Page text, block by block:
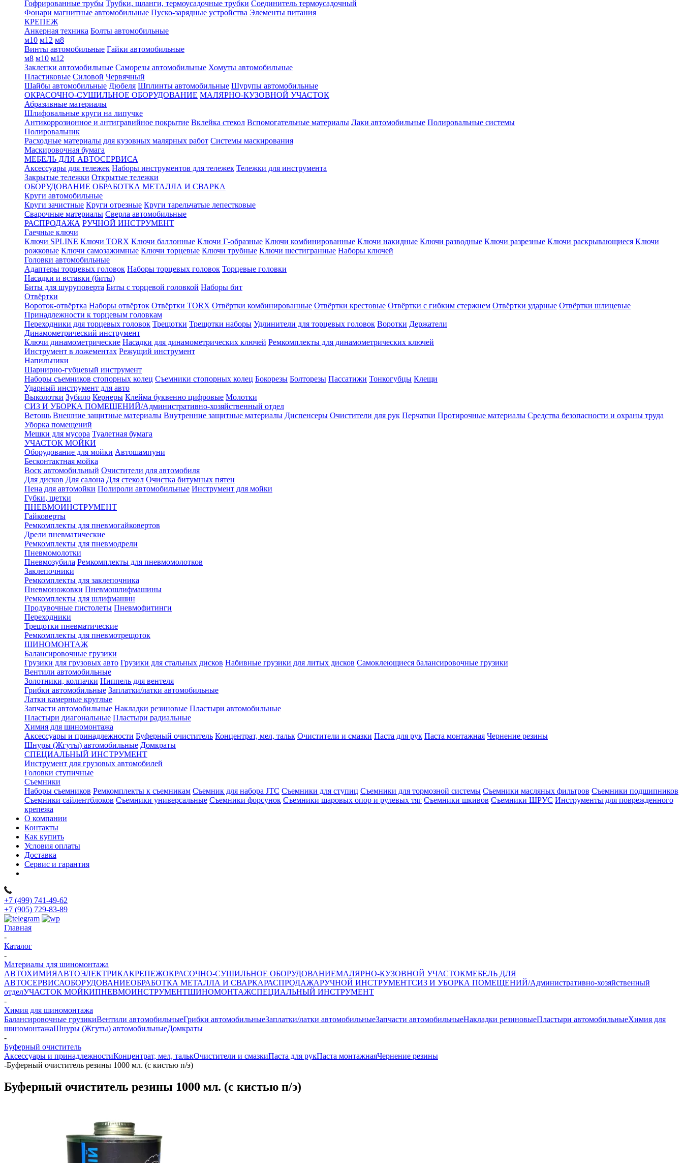
Гофрированные трубы Трубки, шланги, термоусадочные трубки Соединитель термоусадочный
Фонари магнитные автомобильные Пуско-зарядные устройства Элементы питания
КРЕПЕЖ
Анкерная техника Болты автомобильные
м10 м12 м8
Винты автомобильные Гайки автомобильные
м8 м10 м12
Заклепки автомобильные Саморезы автомобильные Хомуты автомобильные
Пластиковые Силовой Червячный
Шайбы автомобильные Дюбеля Шплинты автомобильные Шурупы автомобильные
ОКРАСОЧНО-СУШИЛЬНОЕ ОБОРУДОВАНИЕ МАЛЯРНО-КУЗОВНОЙ УЧАСТОК
Абразивные материалы
Шлифовальные круги на липучке
Антикоррозионное и антигравийное покрытие Вклейка стекол Вспомогательные материалы Лаки автомобильные Полировальные системы
Полировальник
Расходные материалы для кузовных малярных работ Системы маскирования
Маскировочная бумага
МЕБЕЛЬ ДЛЯ АВТОСЕРВИСА
Аксессуары для тележек Наборы инструментов для тележек Тележки для инструмента
Закрытые тележки Открытые тележки
ОБОРУДОВАНИЕ ОБРАБОТКА МЕТАЛЛА И СВАРКА
Круги автомобильные
Круги зачистные Круги отрезные Круги тарельчатые лепестковые
Сварочные материалы Сверла автомобильные
РАСПРОДАЖА РУЧНОЙ ИНСТРУМЕНТ
Гаечные ключи
Ключи SPLINE Ключи TORX Ключи баллонные Ключи Г-образные Ключи комбинированные Ключи накидные Ключи разводные Ключи разрезные Ключи раскрывающиеся Ключи
рожковые Ключи самозажимные Ключи торцевые Ключи трубные Ключи шестигранные Наборы ключей
Головки автомобильные
Адаптеры торцевых головок Наборы торцевых головок Торцевые головки
Насадки и вставки (биты)
Биты для шуруповерта Биты с торцевой головкой Наборы бит
Отвёртки
Вороток-отвёртка Наборы отвёрток Отвёртки TORX Отвёртки комбинированные Отвёртки крестовые Отвёртки с гибким стержнем Отвёртки ударные Отвёртки шлицевые
Принадлежности к торцевым головкам
Переходники для торцевых головок Трещотки Трещотки наборы Удлинители для торцевых головок Воротки Держатели
Динамометрический инструмент
Ключи динамометрические Насадки для динамометрических ключей Ремкомплекты для динамометрических ключей
Инструмент в ложементах Режущий инструмент
Напильники
Шарнирно-губцевый инструмент
Наборы съемников стопорных колец Съемники стопорных колец Бокорезы Болторезы Пассатижи Тонкогубцы Клещи
Ударный инструмент для авто
Выколотки Зубило Кернеры Клейма буквенно цифровые Молотки
СИЗ И УБОРКА ПОМЕЩЕНИЙ/Административно-хозяйственный отдел
Ветошь Внешние защитные материалы Внутренние защитные материалы Диспенсеры Очистители для рук Перчатки Протирочные материалы Средства безопасности и охраны труда
Уборка помещений
Мешки для мусора Туалетная бумага
УЧАСТОК МОЙКИ
Оборудование для мойки Автошампуни
Бесконтактная мойка
Воск автомобильный Очистители для автомобиля
Для дисков Для салона Для стекол Очистка битумных пятен
Пена для автомойки Полироли автомобильные Инструмент для мойки
Губки, щетки
ПНЕВМОИНСТРУМЕНТ
Гайковерты
Ремкомплекты для пневмогайковертов
Дрели пневматические
Ремкомплекты для пневмодрели
Пневмомолотки
Пневмозубила Ремкомплекты для пневмомолотков
Заклепочники
Ремкомплекты для заклепочника
Пневмоножовки Пневмошлифмашины
Ремкомплекты для шлифмашин
Продувочные пистолеты Пневмофитинги
Переходники
Трещотки пневматические
Ремкомплекты для пневмотрещоток
ШИНОМОНТАЖ
Балансировочные грузики
Грузики для грузовых авто Грузики для стальных дисков Набивные грузики для литых дисков Самоклеющиеся балансировочные грузики
Вентили автомобильные
Золотники, колпачки Ниппель для вентеля
Грибки автомобильные Заплатки/латки автомобильные
Латки камерные круглые
Запчасти автомобильные Накладки резиновые Пластыри автомобильные
Пластыри диагональные Пластыри радиальные
Химия для шиномонтажа
Аксессуары и принадлежности Буферный очиститель Концентрат, мел, тальк Очистители и смазки Паста для рук Паста монтажная Чернение резины
Шнуры (Жгуты) автомобильные Домкраты
СПЕЦИАЛЬНЫЙ ИНСТРУМЕНТ
Инструмент для грузовых автомобилей
Головки ступичные
Съемники
Наборы съемников Ремкомплекты к съемникам Съемник для набора JTC Съемники для ступиц Съемники для тормозной системы Съемники масляных фильтров Съемники подшипников
Съемники сайлентблоков Съемники универсальные Съемники форсунок Съемники шаровых опор и рулевых тяг Съемники шкивов Съемники ШРУС Инструменты для поврежденного
крепежа
О компании
Контакты
Как купить
Условия оплаты
Доставка
Сервис и гарантия
+7 (499) 741-49-62
+7 (905) 729-83-89
Главная
-
Каталог
-
Материалы для шиномонтажа
АВТОХИМИЯАВТОЭЛЕКТРИКАКРЕПЕЖОКРАСОЧНО-СУШИЛЬНОЕ ОБОРУДОВАНИЕМАЛЯРНО-КУЗОВНОЙ УЧАСТОКМЕБЕЛЬ ДЛЯ
АВТОСЕРВИСАОБОРУДОВАНИЕОБРАБОТКА МЕТАЛЛА И СВАРКАРАСПРОДАЖАРУЧНОЙ ИНСТРУМЕНТСИЗ И УБОРКА ПОМЕЩЕНИЙ/Административно-хозяйственный
отделУЧАСТОК МОЙКИПНЕВМОИНСТРУМЕНТШИНОМОНТАЖСПЕЦИАЛЬНЫЙ ИНСТРУМЕНТ
-
Химия для шиномонтажа
Балансировочные грузикиВентили автомобильныеГрибки автомобильныеЗаплатки/латки автомобильныеЗапчасти автомобильныеНакладки резиновыеПластыри автомобильныеХимия для
шиномонтажаШнуры (Жгуты) автомобильныеДомкраты
-
Буферный очиститель
Аксессуары и принадлежностиКонцентрат, мел, талькОчистители и смазкиПаста для рукПаста монтажнаяЧернение резины
-Буферный очиститель резины 1000 мл. (с кистью п/э)
Буферный очиститель резины 1000 мл. (с кистью п/э)